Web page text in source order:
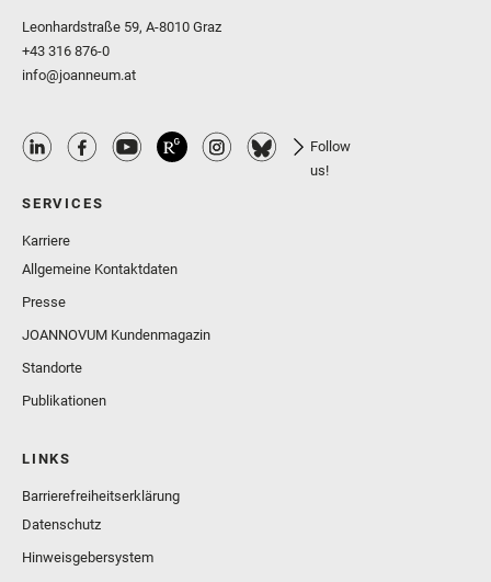
Leonhardstraße 59, A-8010 Graz
+43 316 876-0
info@joanneum.at
Follow
us!
SERVICES
Karriere
Allgemeine Kontaktdaten
Presse
JOANNOVUM Kundenmagazin
Standorte
Publikationen
LINKS
Barrierefreiheitserklärung
Datenschutz
Hinweisgebersystem